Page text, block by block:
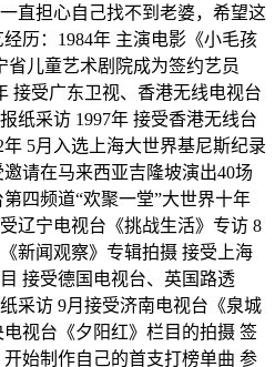
直担心自己找不到老婆，希望这
历：1984年 主演电影《小毛孩
省儿童艺术剧院成为签约艺员
接受广东卫视、香港无线电视台
纸采访 1997年 接受香港无线台
年 5月入选上海大世界基尼斯纪录
请在马来西亚吉隆坡演出40场
四频道“欢聚一堂”大世界十年
辽宁电视台《挑战生活》专访 8
新闻观察》专辑拍摄 接受上海
接受德国电视台、英国路透
采访 9月接受济南电视台《泉城
视台《夕阳红》栏目的拍摄 签
始制作自己的首支打榜单曲 参